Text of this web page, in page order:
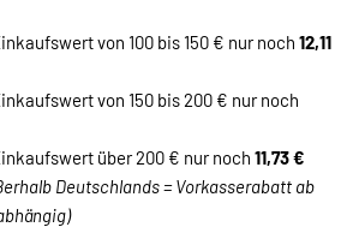
von 100 bis 150 € nur noch 12,11
von 150 bis 200 € nur noch
über 200 € nur noch 11,73 €
Deutschlands = Vorkasserabatt ab